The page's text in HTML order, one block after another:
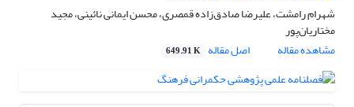
شهرام رامشت، علیرضا صادق‌زاده قمصری، محسن ایمانی نائینی، مجید
مختاریان‌پور
مشاهده مقاله
اصل مقاله 649.91 K